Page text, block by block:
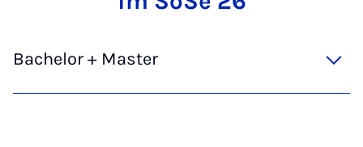
Bachelor + Master